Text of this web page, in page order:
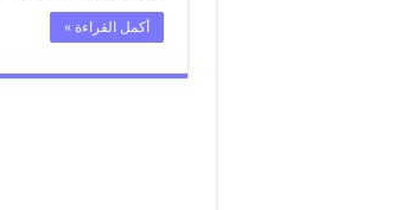
أكمل القراءة »